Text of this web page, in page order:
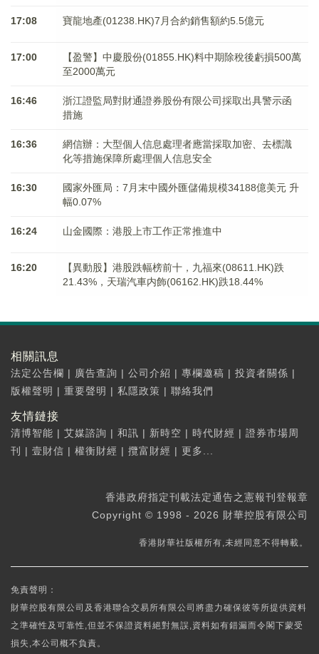
17:08 寶龍地產(01238.HK)7月合約銷售額約5.5億元
17:00
【盈警】中慶股份(01855.HK)料中期除稅後虧損500萬
至2000萬元
16:46
浙江證監局對財通證券股份有限公司採取出具警示函
措施
16:36
網信辦：大型個人信息處理者應當採取加密、去標識
化等措施保障所處理個人信息安全
16:30
國家外匯局：7月末中國外匯儲備規模34188億美元 升
幅0.07%
16:24 山金國際：港股上市工作正常推進中
16:20
【異動股】港股跌幅榜前十，九福來(08611.HK)跌
21.43%，天瑞汽車内飾(06162.HK)跌18.44%
相關訊息
法定公告欄 | 廣告查詢 | 公司介紹 | 專欄邀稿 | 投資者關係 |
版權聲明 | 重要聲明 | 私隱政策 | 聯絡我們
友情鏈接
清博智能 | 艾媒諮詢 | 和訊 | 新時空 | 時代財經 | 證券市場周
刊
| 壹財信 | 權衡財經 | 攬富財經 | 更多...
香港政府指定刊載法定通告之憲報刊登報章
Copyright © 1998 - 2026 財華控股有限公司
香港財華社版權所有,未經同意不得轉載。
免責聲明：
財華控股有限公司及香港聯合交易所有限公司將盡力確保彼等所提供資料
之準確性及可靠性,但並不保證資料絕對無誤,資料如有錯漏而令閣下蒙受
損失,本公司概不負責。